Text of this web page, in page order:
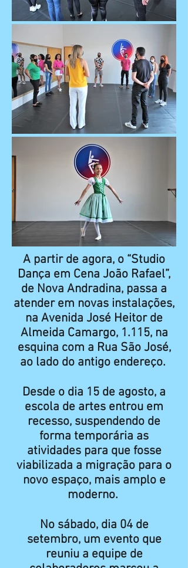
A partir de agora, o “Studio
Dança em Cena João Rafael”,
de Nova Andradina, passa a
atender em novas instalações,
na Avenida José Heitor de
Almeida Camargo, 1.115, na
esquina com a Rua São José,
ao lado do antigo endereço.
Desde o dia 15 de agosto, a
escola de artes entrou em
recesso, suspendendo de
forma temporária as
atividades para que fosse
viabilizada a migração para o
novo espaço, mais amplo e
moderno.
No sábado, dia 04 de
setembro, um evento que
reuniu a equipe de